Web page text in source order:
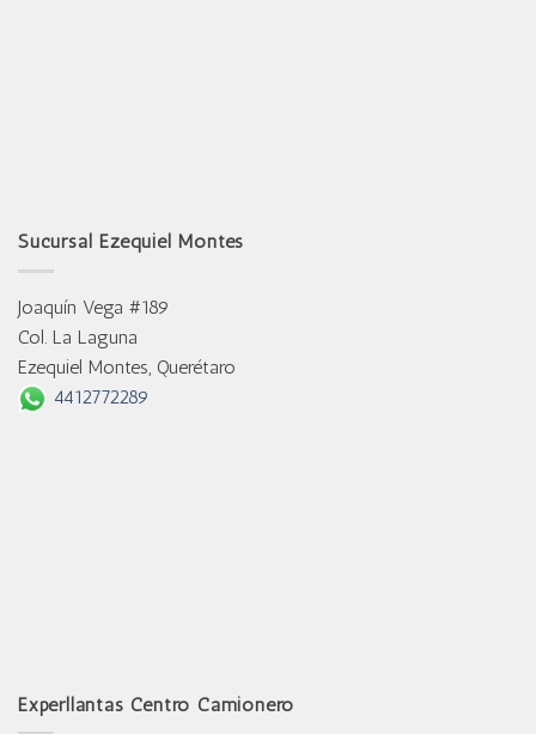
Sucursal Ezequiel Montes
Joaquín Vega #189
Col. La Laguna
Ezequiel Montes, Querétaro
4412772289
Experllantas Centro Camionero